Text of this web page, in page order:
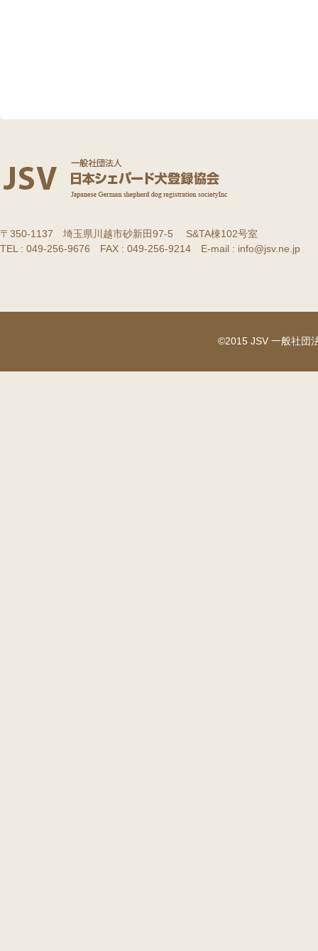
〒350-1137 埼玉県川越市砂新田97-5 S&TA棟102号室
TEL : 049-256-9676 FAX : 049-256-9214 E-mail : info@jsv.ne.jp
©2015 JSV 一般社団